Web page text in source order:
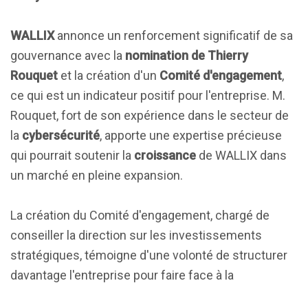
WALLIXannonce un renforcement significatif de sa
gouvernance avec la nomination de Thierry
Rouquet et la création d'un Comité d'engagement,
ce qui est un indicateur positif pour l'entreprise. M.
Rouquet, fort de son expérience dans le secteur de
la cybersécurité, apporte une expertise précieuse
qui pourrait soutenir la croissance de WALLIX dans
un marché en pleine expansion.
La création du Comité d'engagement, chargé de
conseiller la direction sur les investissements
stratégiques, témoigne d'une volonté de structurer
davantage l'entreprise pour faire face à la